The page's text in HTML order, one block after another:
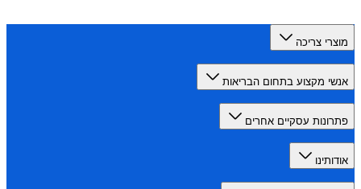
צריכה
מקצוע בתחום הבריאות
עסקיים אחרים